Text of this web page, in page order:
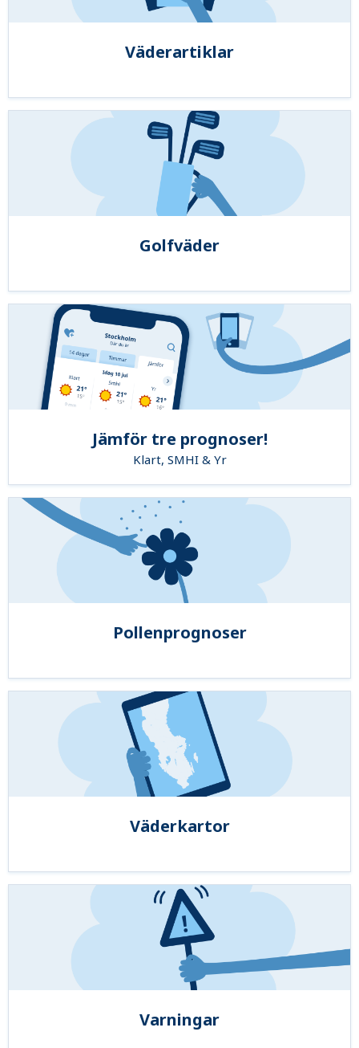
Väderartiklar
Golfväder
Jämför tre prognoser!
Klart, SMHI & Yr
Pollenprognoser
Väderkartor
Varningar